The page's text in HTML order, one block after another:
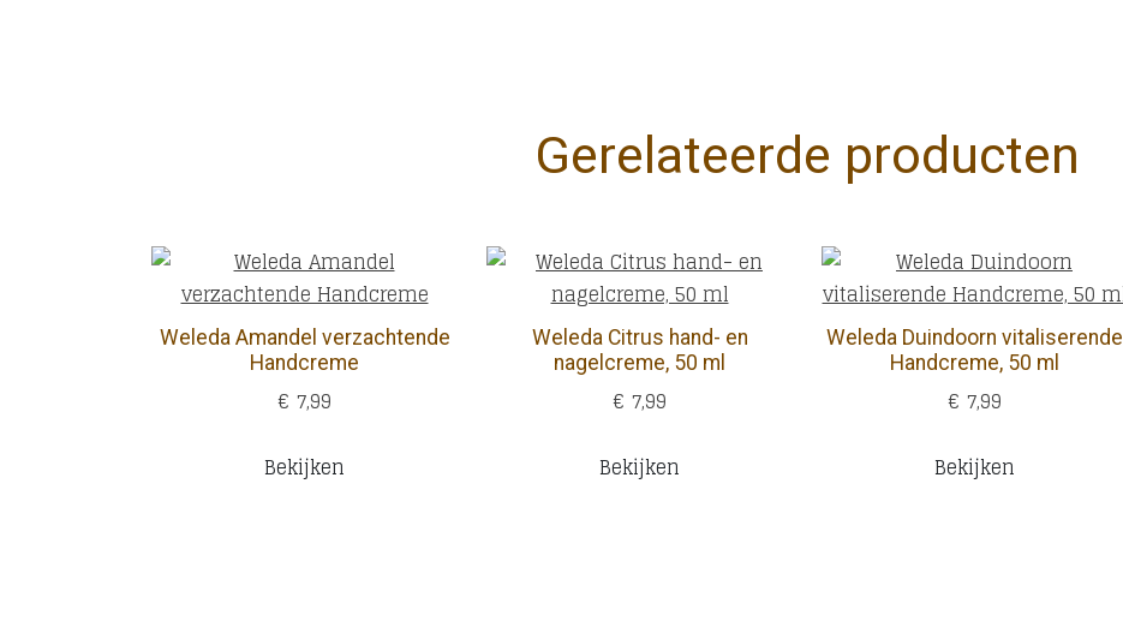
Gerelateerde producten
Weleda Amandel verzachtende
Handcreme
€ 7,99
Bekijken
Weleda Citrus hand- en
nagelcreme, 50 ml
€ 7,99
Bekijken
Weleda Duindoorn vitaliserende
Handcreme, 50 ml
€ 7,99
Bekijken